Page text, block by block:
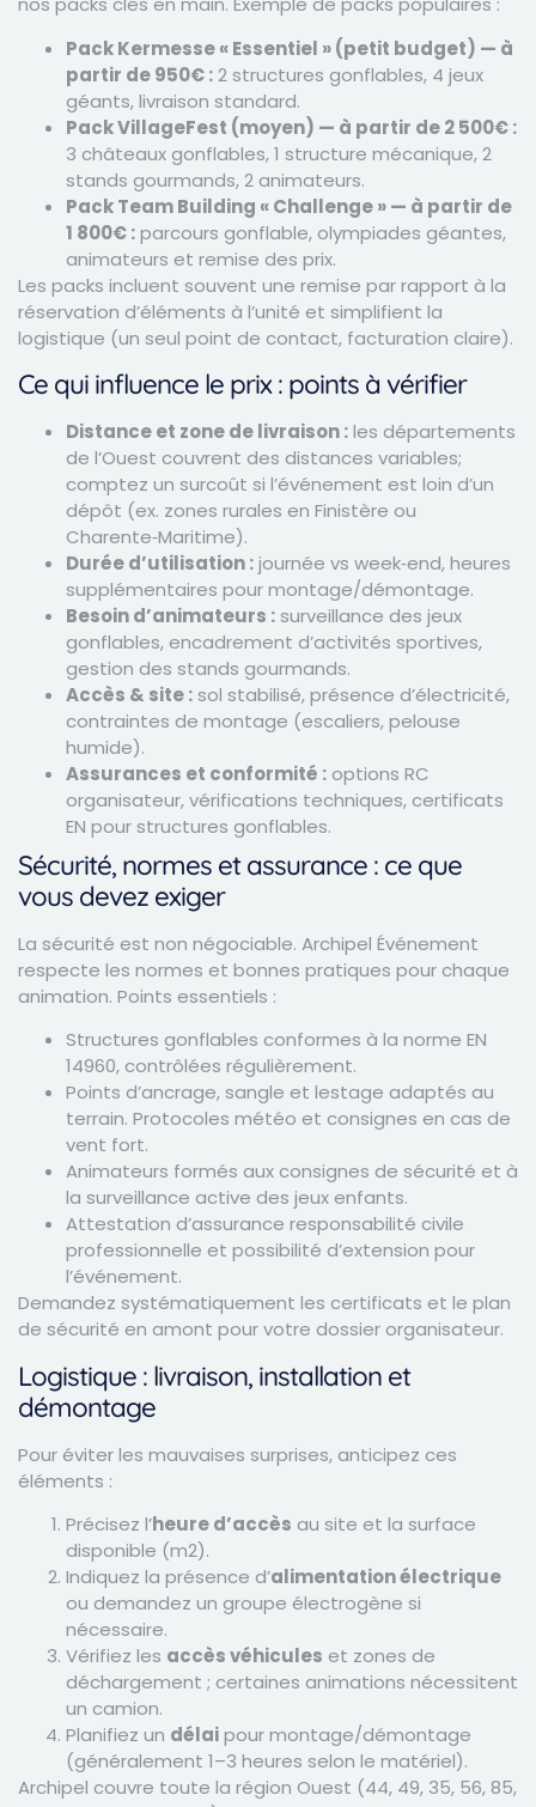
Pack Kermesse « Essentiel » (petit budget) — à
partir de 950€ :2 structures gonflables, 4 jeux
géants, livraison standard.
Pack VillageFest (moyen) — à partir de 2 500€ :
3 châteaux gonflables, 1 structure mécanique, 2
stands gourmands, 2 animateurs.
Pack Team Building « Challenge » — à partir de
1 800€ :parcours gonflable, olympiades géantes,
animateurs et remise des prix.
Les packs incluent souvent une remise par rapport à la
réservation d’éléments à l’unité et simplifient la
logistique (un seul point de contact, facturation claire).
Ce qui influence le prix : points à vérifier
Distance et zone de livraison :les départements
de l’Ouest couvrent des distances variables;
comptez un surcoût si l’événement est loin d’un
dépôt (ex. zones rurales en Finistère ou
Charente‑Maritime).
Durée d’utilisation :journée vs week‑end, heures
supplémentaires pour montage/démontage.
Besoin d’animateurs : surveillance des jeux
gonflables, encadrement d’activités sportives,
gestion des stands gourmands.
Accès & site : sol stabilisé, présence d’électricité,
contraintes de montage (escaliers, pelouse
humide).
Assurances et conformité : options RC
organisateur, vérifications techniques, certificats
EN pour structures gonflables.
Sécurité, normes et assurance : ce que
vous devez exiger
La sécurité est non négociable. Archipel Événement
respecte les normes et bonnes pratiques pour chaque
animation. Points essentiels :
Structures gonflables conformes à la norme EN
14960, contrôlées régulièrement.
Points d’ancrage, sangle et lestage adaptés au
terrain. Protocoles météo et consignes en cas de
vent fort.
Animateurs formés aux consignes de sécurité et à
la surveillance active des jeux enfants.
Attestation d’assurance responsabilité civile
professionnelle et possibilité d’extension pour
l’événement.
Demandez systématiquement les certificats et le plan
de sécurité en amont pour votre dossier organisateur.
Logistique : livraison, installation et
démontage
Pour éviter les mauvaises surprises, anticipez ces
éléments :
Précisez l’heure d’accès au site et la surface
disponible (m2).
Indiquez la présence d’alimentation électrique
ou demandez un groupe électrogène si
nécessaire.
Vérifiez les accès véhicules et zones de
déchargement ; certaines animations nécessitent
un camion.
Planifiez un délaipour montage/démontage
(généralement 1–3 heures selon le matériel).
Archipel couvre toute la région Ouest (44, 49, 35, 56, 85,